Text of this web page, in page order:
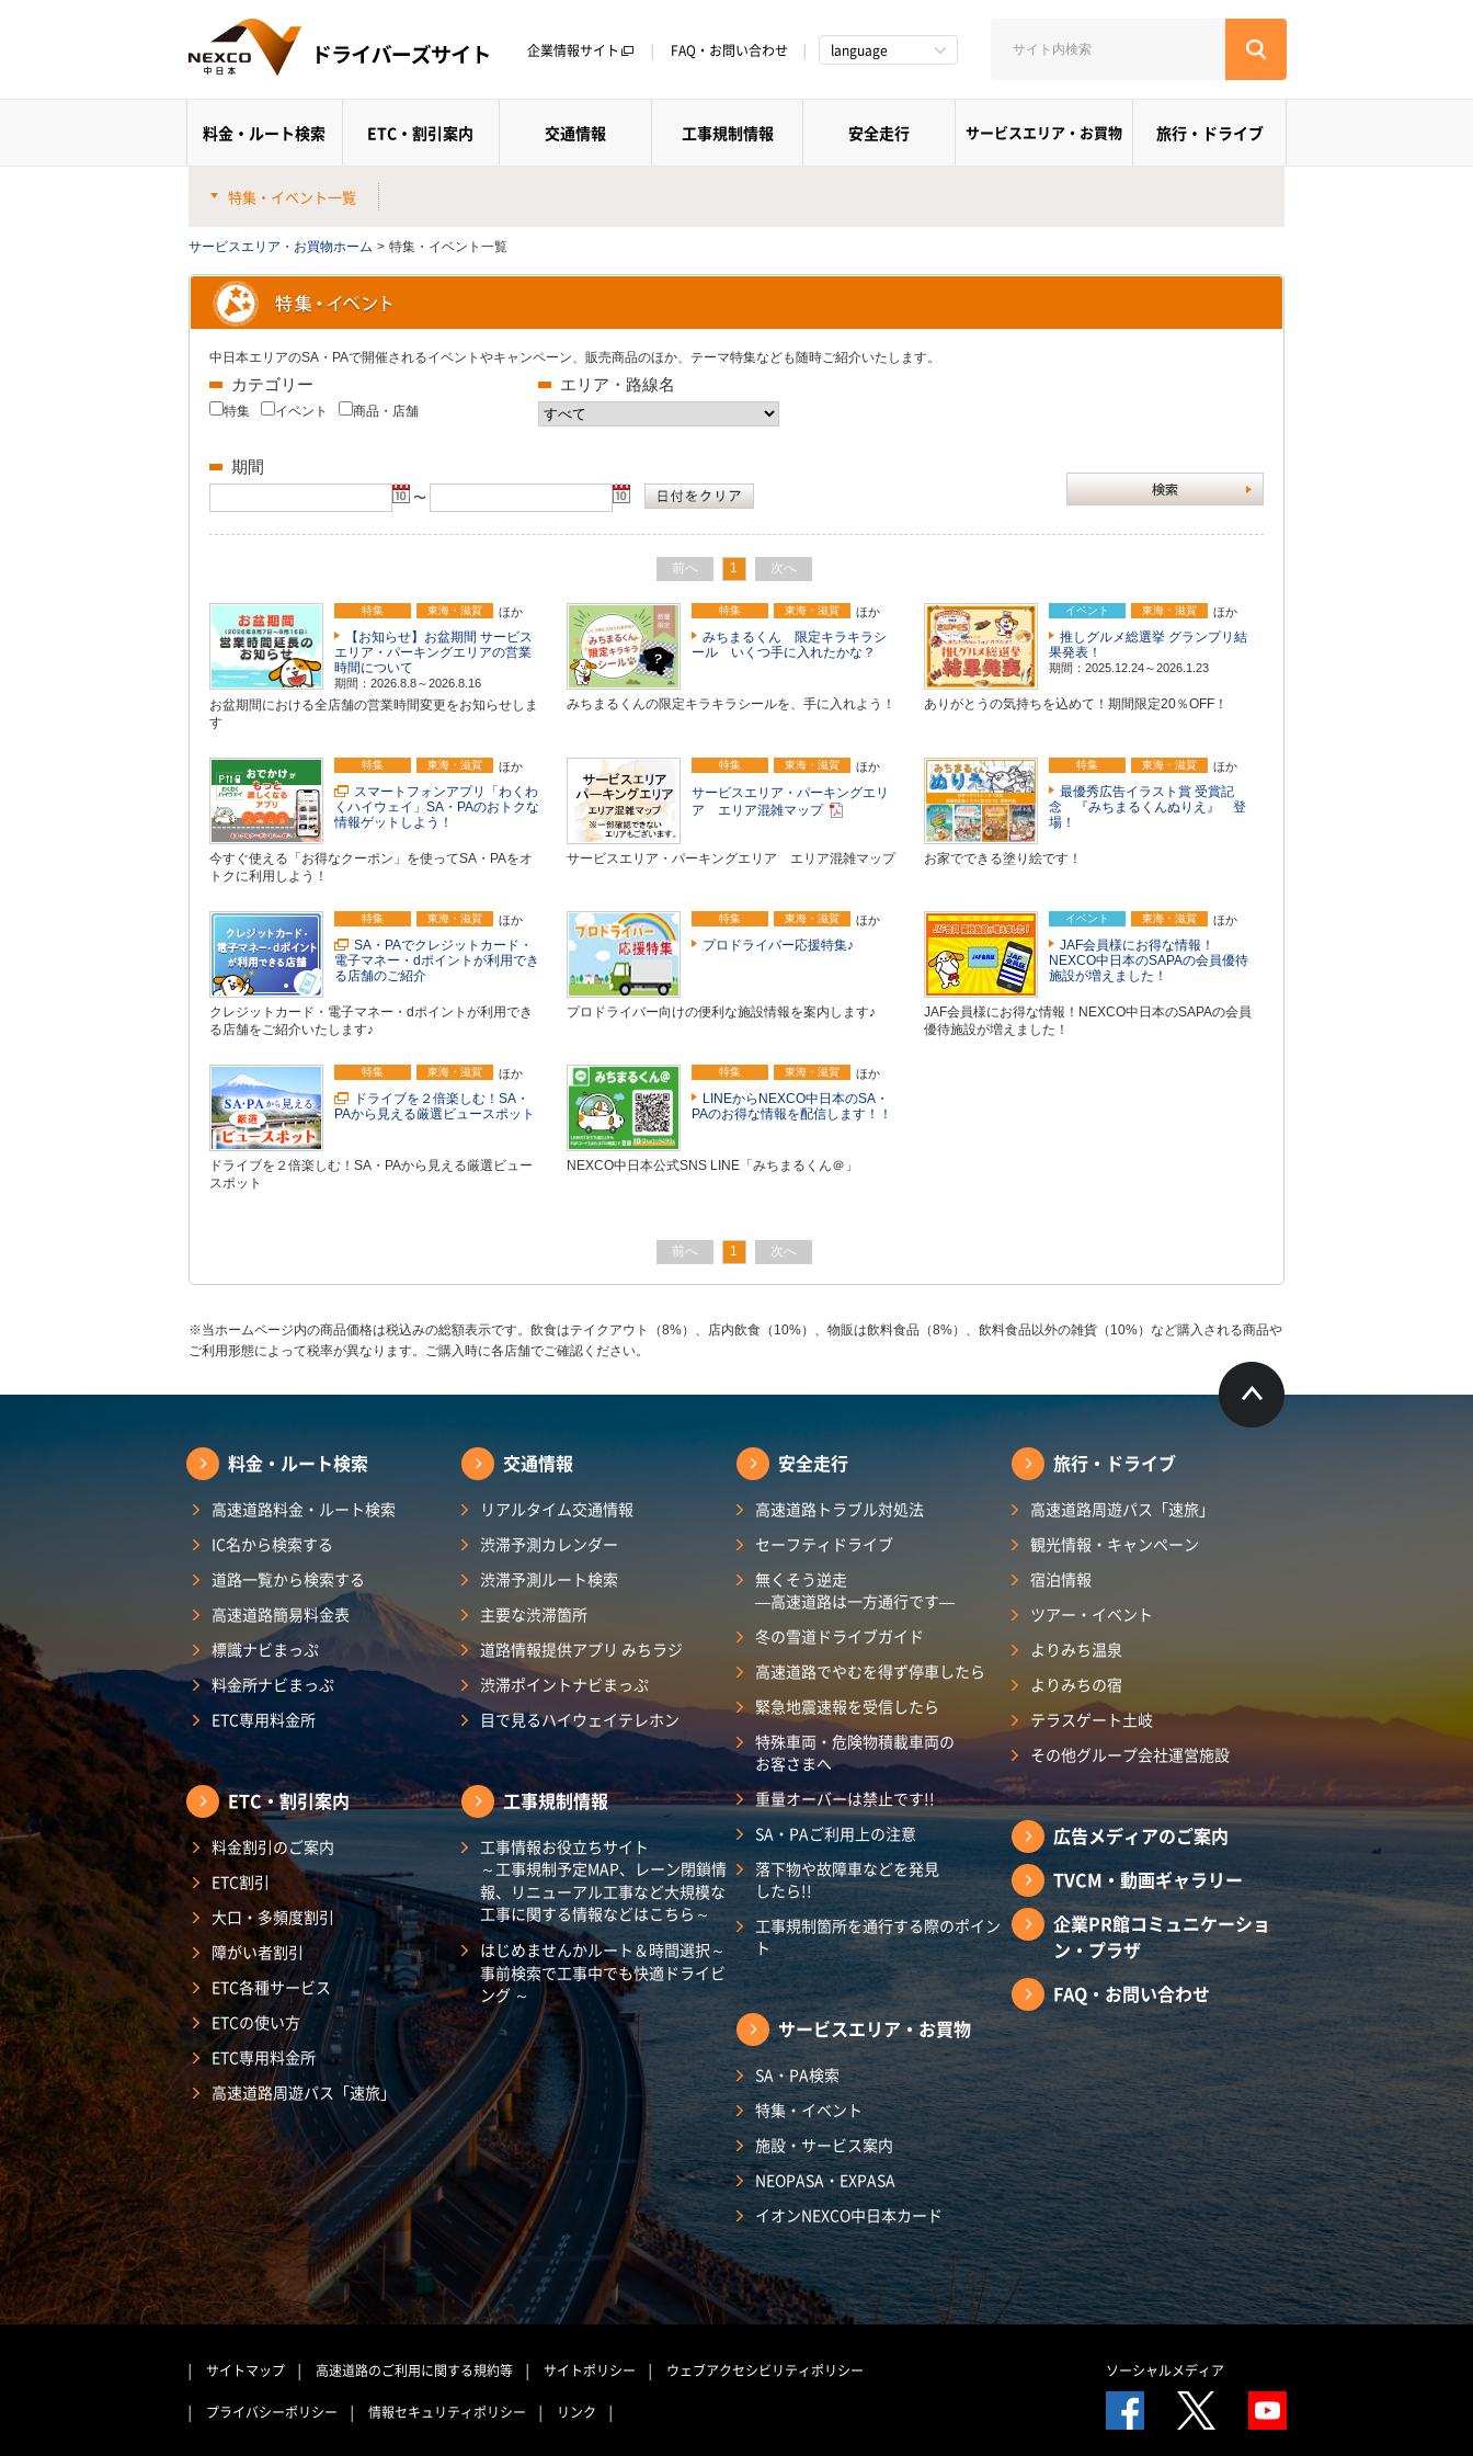
企業情報サイト FAQ・お問い合わせ language
料金・ルート検索 ETC・割引案内 交通情報 工事規制情報 安全走行 サービスエリア・お買物 旅行・ドライブ
特集・イベント一覧
サービスエリア・お買物ホーム > 特集・イベント一覧
中日本エリアのSA・PAで開催されるイベントやキャンペーン、販売商品のほか、テーマ特集なども随時ご紹介いたします。
カテゴリー
特集 イベント 商品・店舗
エリア・路線名
期間
〜
前へ 1 次へ
特集 東海・滋賀 ほか
【お知らせ】お盆期間 サービス
エリア・パーキングエリアの営業
時間について
期間：2026.8.8～2026.8.16
お盆期間における全店舗の営業時間変更をお知らせしま
す
特集 東海・滋賀 ほか
みちまるくん 限定キラキラシ
ール いくつ手に入れたかな？
みちまるくんの限定キラキラシールを、手に入れよう！
イベント 東海・滋賀 ほか
推しグルメ総選挙 グランプリ結
果発表！
期間：2025.12.24～2026.1.23
ありがとうの気持ちを込めて！期間限定20％OFF！
特集 東海・滋賀 ほか
スマートフォンアプリ「わくわ
くハイウェイ」SA・PAのおトクな
情報ゲットしよう！
今すぐ使える「お得なクーポン」を使ってSA・PAをオ
トクに利用しよう！
特集 東海・滋賀 ほか
サービスエリア・パーキングエリ
ア エリア混雑マップ
サービスエリア・パーキングエリア エリア混雑マップ
特集 東海・滋賀 ほか
最優秀広告イラスト賞 受賞記
念 『みちまるくんぬりえ』 登
場！
お家でできる塗り絵です！
特集 東海・滋賀 ほか
SA・PAでクレジットカード・
電子マネー・dポイントが利用でき
る店舗のご紹介
クレジットカード・電子マネー・dポイントが利用でき
る店舗をご紹介いたします♪
特集 東海・滋賀 ほか
プロドライバー応援特集♪
プロドライバー向けの便利な施設情報を案内します♪
イベント 東海・滋賀 ほか
JAF会員様にお得な情報！
NEXCO中日本のSAPAの会員優待
施設が増えました！
JAF会員様にお得な情報！NEXCO中日本のSAPAの会員
優待施設が増えました！
特集 東海・滋賀 ほか
ドライブを２倍楽しむ！SA・
PAから見える厳選ビュースポット
ドライブを２倍楽しむ！SA・PAから見える厳選ビュー
スポット
特集 東海・滋賀 ほか
LINEからNEXCO中日本のSA・
PAのお得な情報を配信します！！
NEXCO中日本公式SNS LINE「みちまるくん＠」
前へ 1 次へ
※当ホームページ内の商品価格は税込みの総額表示です。飲食はテイクアウト（8%）、店内飲食（10%）、物販は飲料食品（8%）、飲料食品以外の雑貨（10%）など購入される商品や
ご利用形態によって税率が異なります。ご購入時に各店舗でご確認ください。
料金・ルート検索
高速道路料金・ルート検索
IC名から検索する
道路一覧から検索する
高速道路簡易料金表
標識ナビまっぷ
料金所ナビまっぷ
ETC専用料金所
ETC・割引案内
料金割引のご案内
ETC割引
大口・多頻度割引
障がい者割引
ETC各種サービス
ETCの使い方
ETC専用料金所
高速道路周遊パス「速旅」
交通情報
リアルタイム交通情報
渋滞予測カレンダー
渋滞予測ルート検索
主要な渋滞箇所
道路情報提供アプリ みちラジ
渋滞ポイントナビまっぷ
目で見るハイウェイテレホン
工事規制情報
工事情報お役立ちサイト
～工事規制予定MAP、レーン閉鎖情
報、リニューアル工事など大規模な
工事に関する情報などはこちら～
はじめませんかルート＆時間選択～
事前検索で工事中でも快適ドライビ
ング ～
安全走行
高速道路トラブル対処法
セーフティドライブ
無くそう逆走
―高速道路は一方通行です―
冬の雪道ドライブガイド
高速道路でやむを得ず停車したら
緊急地震速報を受信したら
特殊車両・危険物積載車両の
お客さまへ
重量オーバーは禁止です!!
SA・PAご利用上の注意
落下物や故障車などを発見
したら!!
工事規制箇所を通行する際のポイン
ト
サービスエリア・お買物
SA・PA検索
特集・イベント
施設・サービス案内
NEOPASA・EXPASA
イオンNEXCO中日本カード
旅行・ドライブ
高速道路周遊パス「速旅」
観光情報・キャンペーン
宿泊情報
ツアー・イベント
よりみち温泉
よりみちの宿
テラスゲート土岐
その他グループ会社運営施設
広告メディアのご案内
TVCM・動画ギャラリー
企業PR館コミュニケーショ
ン・プラザ
FAQ・お問い合わせ
サイトマップ 高速道路のご利用に関する規約等 サイトポリシー ウェブアクセシビリティポリシー
プライバシーポリシー 情報セキュリティポリシー リンク
ソーシャルメディア